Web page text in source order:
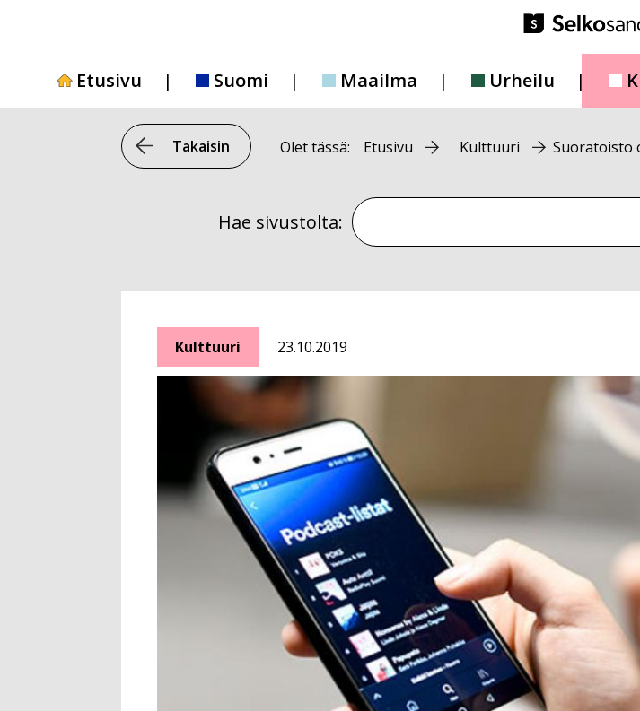
Etusivu
Suomi Maailma Urheilu
Takaisin Olet tässä: Etusivu Kulttuuri Suoratoisto
Hae sivustolta: Hae sivustolta
Kulttuuri 23.10.2019